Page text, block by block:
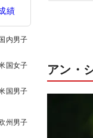
績
内男子
国女子
国男子
州男子
アン・